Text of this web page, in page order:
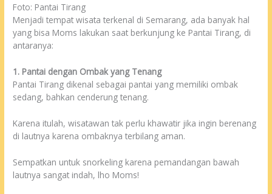
Foto: Pantai Tirang
Menjadi tempat wisata terkenal di Semarang, ada banyak hal
yang bisa Moms lakukan saat berkunjung ke Pantai Tirang, di
antaranya:
1. Pantai dengan Ombak yang Tenang
Pantai Tirang dikenal sebagai pantai yang memiliki ombak
sedang, bahkan cenderung tenang.
Karena itulah, wisatawan tak perlu khawatir jika ingin berenang
di lautnya karena ombaknya terbilang aman.
Sempatkan untuk snorkeling karena pemandangan bawah
lautnya sangat indah, lho Moms!